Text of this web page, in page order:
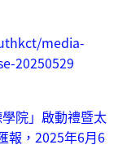
media-
20250529
院」啟動禮暨太
報， 2025年6月6